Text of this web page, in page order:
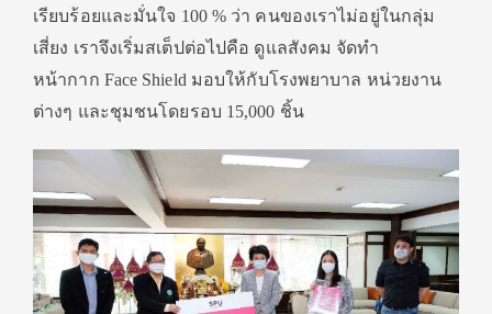
เรียบร้อยและมั่นใจ 100 % ว่า คนของเราไม่อยู่ในกลุ่ม
เสี่ยง เราจึงเริ่มสเต็ปต่อไปคือ ดูแลสังคม จัดทำ
หน้ากาก Face Shield มอบให้กับโรงพยาบาล หน่วยงาน
ต่างๆ และชุมชนโดยรอบ 15,000 ชิ้น